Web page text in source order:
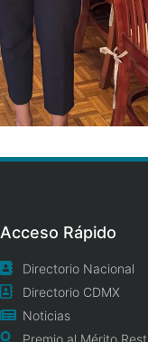
Acceso Rápido
Directorio Nacional
Directorio CDMX
Noticias
Premio al Mérito